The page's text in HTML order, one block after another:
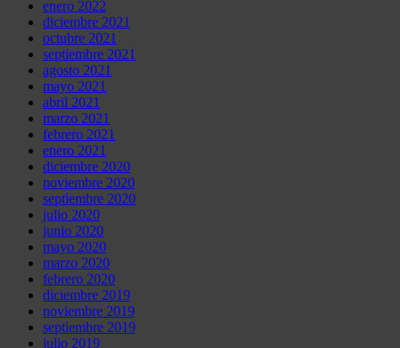
enero 2022
diciembre 2021
octubre 2021
septiembre 2021
agosto 2021
mayo 2021
abril 2021
marzo 2021
febrero 2021
enero 2021
diciembre 2020
noviembre 2020
septiembre 2020
julio 2020
junio 2020
mayo 2020
marzo 2020
febrero 2020
diciembre 2019
noviembre 2019
septiembre 2019
julio 2019